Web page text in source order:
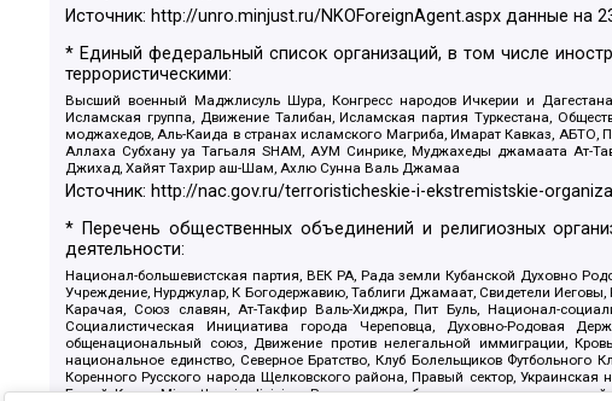
Источник: http://unro.minjust.ru/NKOForeignAgent.aspx данные на
* Единый федеральный список организаций, в том числе
террористическими:
Высший военный Маджлисуль Шура, Конгресс народов Ичкерии и
Исламская группа, Движение Талибан, Исламская партия Туркестана,
моджахедов, Аль-Каида в странах исламского Магриба, Имарат Кавказ,
Аллаха Субхану уа Тагьаля SHAM, АУМ Синрике, Муджахеды джамаата Ат-
Джихад, Хайят Тахрир аш-Шам, Ахлю Сунна Валь Джамаа
Источник: http://nac.gov.ru/terroristicheskie-i-ekstremistskie-
* Перечень общественных объединений и религиозных
деятельности:
Национал-большевистская партия, ВЕК РА, Рада земли Кубанской Духовно
Учреждение, Нурджулар, К Богодержавию, Таблиги Джамаат, Свидетели
Карачая, Союз славян, Ат-Такфир Валь-Хиджра, Пит Буль, Национал-
Социалистическая Инициатива города Череповца, Духовно-Родовая
общенациональный союз, Движение против нелегальной иммиграции,
национальное единство, Северное Братство, Клуб Болельщиков
Коренного Русского народа Щелковского района, Правый сектор,
Белый Крест, Misanthropic division, Религиозное объединение